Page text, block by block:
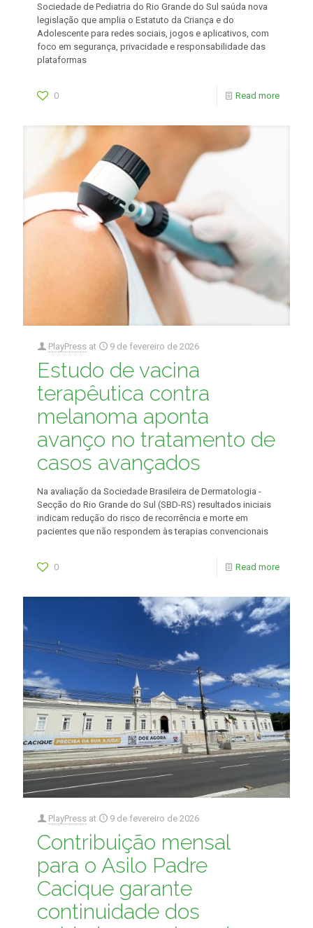
Sociedade de Pediatria do Rio Grande do Sul saúda nova
legislação que amplia o Estatuto da Criança e do
Adolescente para redes sociais, jogos e aplicativos, com
foco em segurança, privacidade e responsabilidade das
plataformas
0 Read more
PlayPress at 9 de fevereiro de 2026
Estudo de vacina
terapêutica contra
melanoma aponta
avanço no tratamento de
casos avançados
Na avaliação da Sociedade Brasileira de Dermatologia -
Secção do Rio Grande do Sul (SBD-RS) resultados iniciais
indicam redução do risco de recorrência e morte em
pacientes que não respondem às terapias convencionais
0 Read more
PlayPress at 9 de fevereiro de 2026
Contribuição mensal
para o Asilo Padre
Cacique garante
continuidade dos